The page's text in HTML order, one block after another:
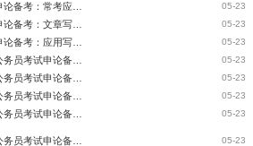
05-23
05-23
05-23
05-23
05-23
05-23
05-23
05-23